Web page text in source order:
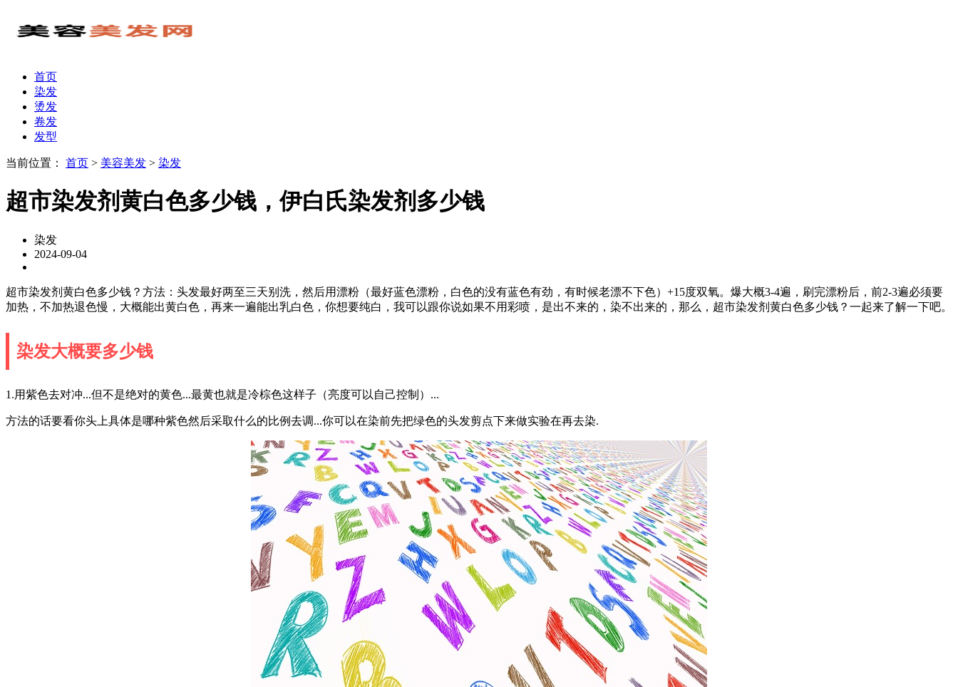
首页
染发
烫发
卷发
发型
当前位置： 首页 > 美容美发 > 染发
超市染发剂黄白色多少钱，伊白氏染发剂多少钱
染发
2024-09-04
超市染发剂黄白色多少钱？方法：头发最好两至三天别洗，然后用漂粉（最好蓝色漂粉，白色的没有蓝色有劲，有时候老漂不下色）+15度双氧。爆大概3-4遍，刷完漂粉后，前2-3遍必须要
加热，不加热退色慢，大概能出黄白色，再来一遍能出乳白色，你想要纯白，我可以跟你说如果不用彩喷，是出不来的，染不出来的，那么，超市染发剂黄白色多少钱？一起来了解一下吧。
染发大概要多少钱
1.用紫色去对冲...但不是绝对的黄色...最黄也就是冷棕色这样子（亮度可以自己控制）...
方法的话要看你头上具体是哪种紫色然后采取什么的比例去调...你可以在染前先把绿色的头发剪点下来做实验在再去染.